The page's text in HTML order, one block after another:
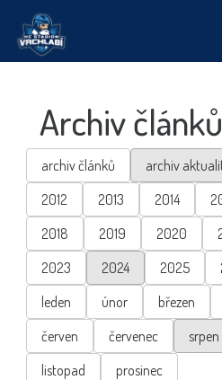
Archiv článků
archiv článků
archiv
2012
2013 2014
2018
2019 2020
2023
2024 2025
leden
únor březen
červen
červenec srpen
listopad
prosinec